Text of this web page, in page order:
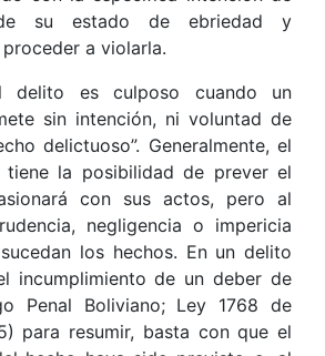
de su estado de ebriedad y
a violarla.
delito es culposo cuando un
sin intención, ni voluntad de
delictuoso”. Generalmente, el
la posibilidad de prever el
con sus actos, pero al
negligencia o impericia
los hechos. En un delito
incumplimiento de un deber de
Penal Boliviano; Ley 1768 de
para resumir, basta con que el